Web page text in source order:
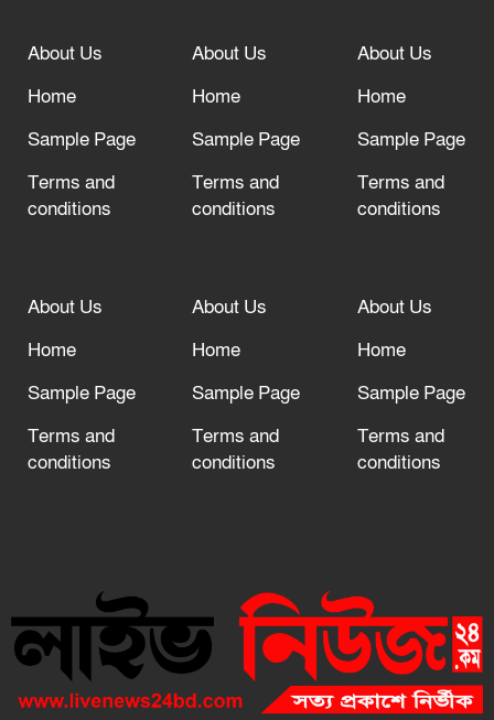
দরজা খোলা রেখেছেন
About Us
Home
Sample Page
Terms and
conditions
About Us
Home
Sample Page
Terms and
conditions
About Us
Home
Sample Page
Terms and
conditions
About Us
Home
Sample Page
Terms and
conditions
About Us
Home
Sample Page
Terms and
conditions
About Us
Home
Sample Page
Terms and
conditions